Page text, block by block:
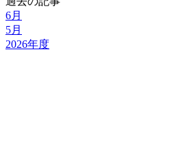
6月
5月
2026年度